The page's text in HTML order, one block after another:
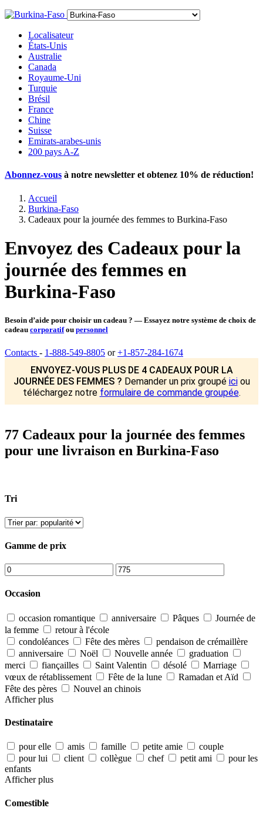
Localisateur
États-Unis
Australie
Canada
Royaume-Uni
Turquie
Brésil
France
Chine
Suisse
Emirats-arabes-unis
200 pays A-Z
Abonnez-vous à notre newsletter et obtenez 10% de réduction!
Accueil
Burkina-Faso
Cadeaux pour la journée des femmes to Burkina-Faso
Envoyez des Cadeaux pour la
journée des femmes en
Burkina-Faso
Besoin d’aide pour choisir un cadeau ? — Essayez notre système de choix de
cadeau corporatifou personnel
Contacts - 1-888-549-8805 or+1-857-284-1674
ENVOYEZ-VOUS PLUS DE 4 CADEAUX POUR LA
JOURNÉE DES FEMMES ? Demander un prix groupé iciou
téléchargez notre formulaire de commande groupée.
77 Cadeaux pour la journée des femmes
pour une livraison en Burkina-Faso
Tri
Gamme de prix
Occasion
occasion romantique anniversaire Pâques
Journée de
la femme
retour à l'école
condoléances
Fête des mères
pendaison de crémaillère
anniversaire
Noël Nouvelle année
graduation
merci
fiançailles Saint Valentin désolé
Marriage
vœux de rétablissement
Fête de la lune
Ramadan et Aïd
Fête des pères
Nouvel an chinois
Afficher plus
Destinataire
pour elle amis famille petite amie
couple
pour lui
client collègue chef petit ami
pour les
enfants
Afficher plus
Comestible